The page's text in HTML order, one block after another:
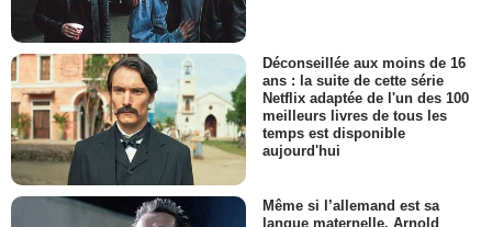
Déconseillée aux moins de 16
ans : la suite de cette série
Netflix adaptée de l'un des 100
meilleurs livres de tous les
temps est disponible
aujourd'hui
Même si l’allemand est sa
langue maternelle, Arnold